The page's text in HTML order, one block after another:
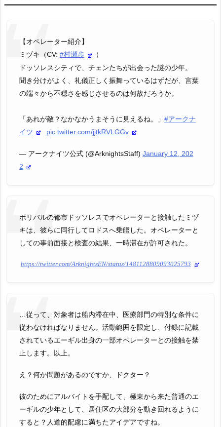
【オペレーター紹介】
ミヅキ（CV: #村瀬歩
）
ドッソレスシティで、チェンたちが出会った謎の少年。
聞き分けがよく、礼儀正しく振舞っているはずだが、言葉
の端々から不穏さを感じさせるのは何故だろうか。
「あれが敵？なかなかうまそうに見えるね。」 #アークナ
イツ
pic.twitter.com/jjtkRVLGGv
— アークナイツ公式 (@ArknightsStaff) January 12, 202
2
ボリバルの都市ドッソレスでオペレーターと接触したミヅ
キは、彼らに同行してロドスへ乗艦した。オペレーターと
しての事前面接と検査の結果、一時滞在が許可された。
https://twitter.com/ArknightsEN/status/1481128809093025793
…従って、対象者は船内滞在中、医療部門の特別な条件に
従わなければなりません。活動範囲を限定し、付録に記載
されているエーギル出身の一部オペレーターとの接触を禁
止します。以上。
え？何か問題があるのですか、ドクター？
彼のためにアルバイトを手配して、極東から来た普通のエ
ーギルの少年として、居住区の大部分を動き回れるように
すると？人道的配慮に満ちたアイデアですね。